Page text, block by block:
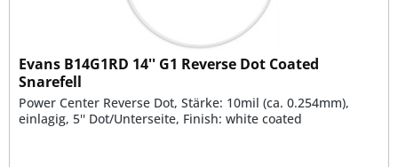
Evans B14G1RD 14'' G1 Reverse Dot Coated
Snarefell
Power Center Reverse Dot, Stärke: 10mil (ca. 0.254mm),
einlagig, 5'' Dot/Unterseite, Finish: white coated